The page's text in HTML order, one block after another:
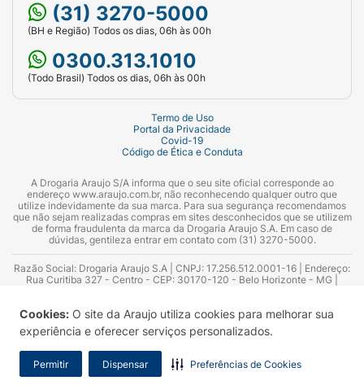
Cookies: O site da Araujo utiliza cookies para melhorar sua
experiência e oferecer serviços personalizados.
Permitir Dispensar Preferências de Cookies
(31) 3270-5000
(BH e Região) Todos os dias, 06h às 00h
0300.313.1010
(Todo Brasil) Todos os dias, 06h às 00h
Termo de Uso
Portal da Privacidade
Covid-19
Código de Ética e Conduta
A Drogaria Araujo S/A informa que o seu site oficial corresponde ao
endereço www.araujo.com.br, não reconhecendo qualquer outro que
utilize indevidamente da sua marca. Para sua segurança recomendamos
que não sejam realizadas compras em sites desconhecidos que se utilizem
de forma fraudulenta da marca da Drogaria Araujo S.A. Em caso de
dúvidas, gentileza entrar em contato com (31) 3270-5000.
Razão Social: Drogaria Araujo S.A | CNPJ: 17.256.512.0001-16 | Endereço:
Rua Curitiba 327 - Centro - CEP: 30170-120 - Belo Horizonte - MG |
Azevedo Guimarães – CRF 10.965 | Yasmin Silva Alvarenga – CRF 52.584 -
Consultor substituto: Thiago Aguiar Pinheiro - CRF Nº 13.748. Alvará
Sanitário: 2025020713 | Autorização de Funcionamento da Empresa (AFE):